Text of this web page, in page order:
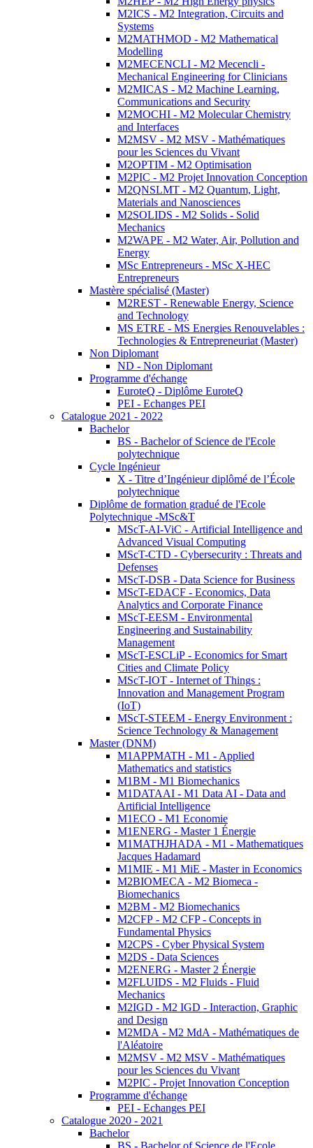
M2ICS - M2 Integration, Circuits and
Systems
M2MATHMOD - M2 Mathematical
Modelling
M2MECENCLI - M2 Mecencli -
Mechanical Engineering for Clinicians
M2MICAS - M2 Machine Learning,
Communications and Security
M2MOCHI - M2 Molecular Chemistry
and Interfaces
M2MSV - M2 MSV - Mathématiques
pour les Sciences du Vivant
M2OPTIM - M2 Optimisation
M2PIC - M2 Projet Innovation Conception
M2QNSLMT - M2 Quantum, Light,
Materials and Nanosciences
M2SOLIDS - M2 Solids - Solid
Mechanics
M2WAPE - M2 Water, Air, Pollution and
Energy
MSc Entrepreneurs - MSc X-HEC
Entrepreneurs
Mastère spécialisé (Master)
M2REST - Renewable Energy, Science
and Technology
MS ETRE - MS Energies Renouvelables :
Technologies & Entrepreneuriat (Master)
Non Diplomant
ND - Non Diplomant
Programme d'échange
EuroteQ - Diplôme EuroteQ
PEI - Echanges PEI
Catalogue 2021 - 2022
Bachelor
BS - Bachelor of Science de l'Ecole
polytechnique
Cycle Ingénieur
X - Titre d’Ingénieur diplômé de l’École
polytechnique
Diplôme de formation gradué de l'Ecole
Polytechnique -MSc&T
MScT-AI-ViC - Artificial Intelligence and
Advanced Visual Computing
MScT-CTD - Cybersecurity : Threats and
Defenses
MScT-DSB - Data Science for Business
MScT-EDACF - Economics, Data
Analytics and Corporate Finance
MScT-EESM - Environmental
Engineering and Sustainability
Management
MScT-ESCLiP - Economics for Smart
Cities and Climate Policy
MScT-IOT - Internet of Things :
Innovation and Management Program
(IoT)
MScT-STEEM - Energy Environment :
Science Technology & Management
Master (DNM)
M1APPMATH - M1 - Applied
Mathematics and statistics
M1BM - M1 Biomechanics
M1DATAAI - M1 Data AI - Data and
Artificial Intelligence
M1ECO - M1 Economie
M1ENERG - Master 1 Énergie
M1MATHJHADA - M1 - Mathematiques
Jacques Hadamard
M1MIE - M1 MiE - Master in Economics
M2BIOMECA - M2 Biomeca -
Biomechanics
M2BM - M2 Biomechanics
M2CFP - M2 CFP - Concepts in
Fundamental Physics
M2CPS - Cyber Physical System
M2DS - Data Sciences
M2ENERG - Master 2 Énergie
M2FLUIDS - M2 Fluids - Fluid
Mechanics
M2IGD - M2 IGD - Interaction, Graphic
and Design
M2MDA - M2 MdA - Mathématiques de
l'Aléatoire
M2MSV - M2 MSV - Mathématiques
pour les Sciences du Vivant
M2PIC - Projet Innovation Conception
Programme d'échange
PEI - Echanges PEI
Catalogue 2020 - 2021
Bachelor
BS - Bachelor of Science de l'Ecole